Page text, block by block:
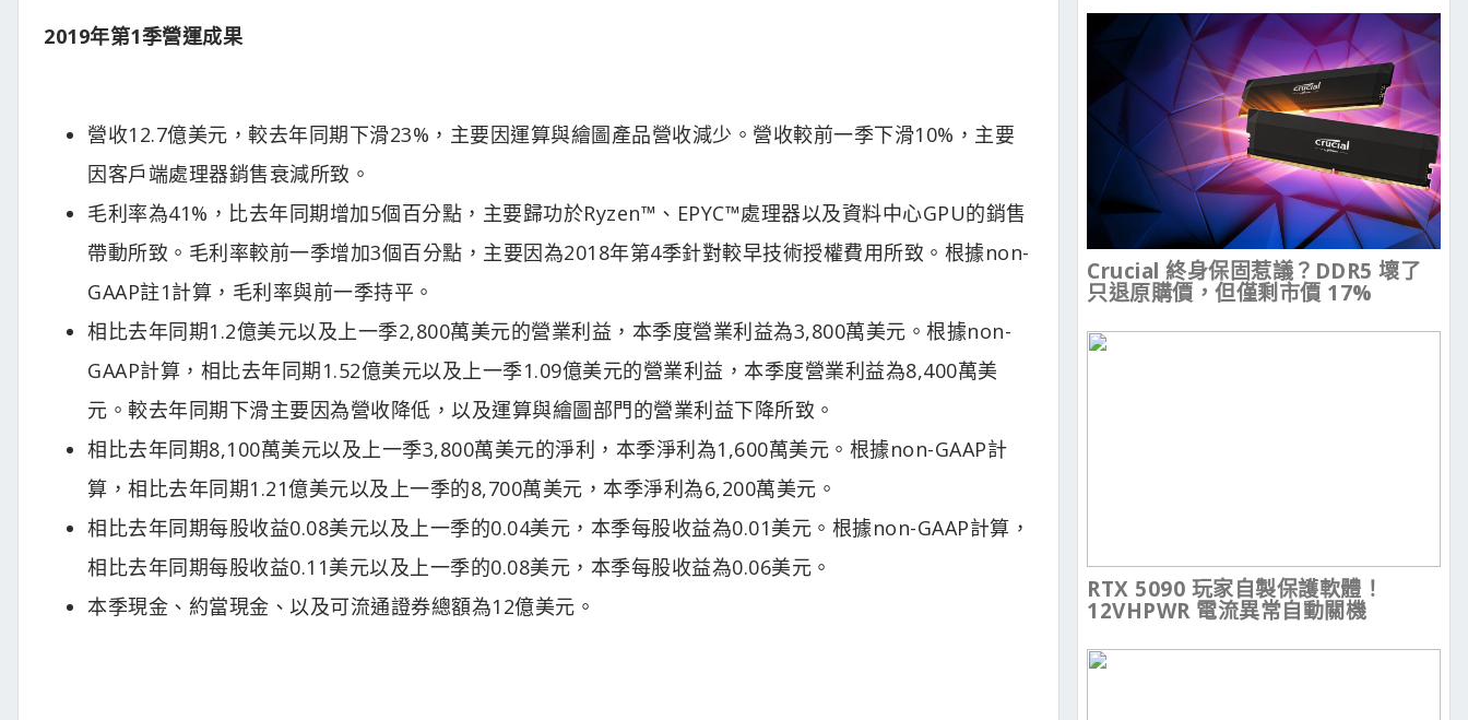
2019年第1季營運成果
營收12.7億美元，較去年同期下滑23%，主要因運算與繪圖產品營收減少。營收較前一季下滑10%，主要
因客戶端處理器銷售衰減所致。
毛利率為41%，比去年同期增加5個百分點，主要歸功於Ryzen™、EPYC™處理器以及資料中心GPU的銷售
帶動所致。毛利率較前一季增加3個百分點，主要因為2018年第4季針對較早技術授權費用所致。根據non-
GAAP註1計算，毛利率與前一季持平。
相比去年同期1.2億美元以及上一季2,800萬美元的營業利益，本季度營業利益為3,800萬美元。根據non-
GAAP計算，相比去年同期1.52億美元以及上一季1.09億美元的營業利益，本季度營業利益為8,400萬美
元。較去年同期下滑主要因為營收降低，以及運算與繪圖部門的營業利益下降所致。
相比去年同期8,100萬美元以及上一季3,800萬美元的淨利，本季淨利為1,600萬美元。根據non-GAAP計
算，相比去年同期1.21億美元以及上一季的8,700萬美元，本季淨利為6,200萬美元。
相比去年同期每股收益0.08美元以及上一季的0.04美元，本季每股收益為0.01美元。根據non-GAAP計算，
相比去年同期每股收益0.11美元以及上一季的0.08美元，本季每股收益為0.06美元。
本季現金、約當現金、以及可流通證券總額為12億美元。
Crucial 終身保固惹議？DDR5 壞了
只退原購價，但僅剩市價 17%
RTX 5090 玩家自製保護軟體！
12VHPWR 電流異常自動關機